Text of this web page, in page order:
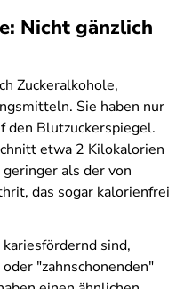
Nicht gänzlich
Zuckeralkohole,
Sie haben nur
den Blutzuckerspiegel.
etwa 2 Kilokalorien
als der von
das sogar kalorienfrei
sind,
"zahnschonenden"